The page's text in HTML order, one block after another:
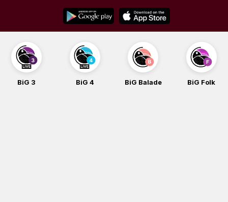
content
BiG 3 BiG 4 BiG Balade BiG Folk